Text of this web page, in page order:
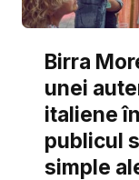
Birra
unei
italiene
publicul
simple